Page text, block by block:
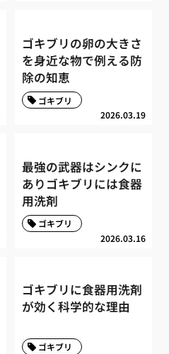
ゴキブリの卵の大きさ
を身近な物で例える防
除の知恵
2026.03.19
ゴキブリ
最強の武器はシンクに
ありゴキブリには食器
用洗剤
2026.03.16
ゴキブリ
ゴキブリに食器用洗剤
が効く科学的な理由
ゴキブリ